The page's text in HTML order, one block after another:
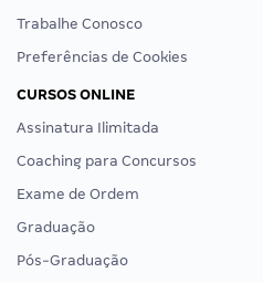
Trabalhe Conosco
Preferências de Cookies
CURSOS ONLINE
Assinatura Ilimitada
Coaching para Concursos
Exame de Ordem
Graduação
Pós-Graduação